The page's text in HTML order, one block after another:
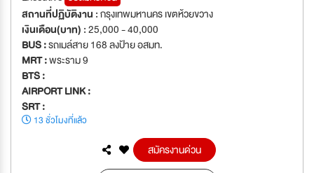
สถานที่ปฏิบัติงาน :กรุงเทพมหานคร เขตห้วยขวาง
เงินเดือน(บาท) :25,000 - 40,000
BUS :รถเมล์สาย 168 ลงป้าย อสมท.
MRT :พระราม 9
BTS :
AIRPORT LINK :
SRT :
13 ชั่วโมงที่แล้ว
สมัครงานด่วน